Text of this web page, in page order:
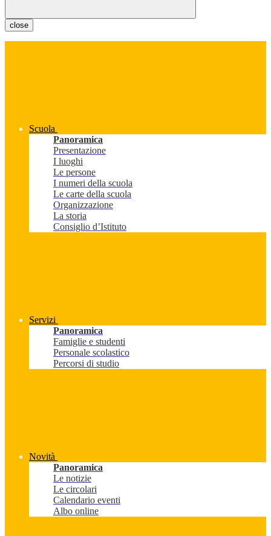
close
Scuola
Panoramica
Presentazione
I luoghi
Le persone
I numeri della scuola
Le carte della scuola
Organizzazione
La storia
Consiglio d’Istituto
Servizi
Panoramica
Famiglie e studenti
Personale scolastico
Percorsi di studio
Novità
Panoramica
Le notizie
Le circolari
Calendario eventi
Albo online